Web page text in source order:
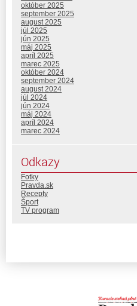
október 2025
september 2025
august 2025
júl 2025
jún 2025
máj 2025
apríl 2025
marec 2025
október 2024
september 2024
august 2024
júl 2024
jún 2024
máj 2024
apríl 2024
marec 2024
Odkazy
Fotky
Pravda.sk
Recepty
Šport
TV program